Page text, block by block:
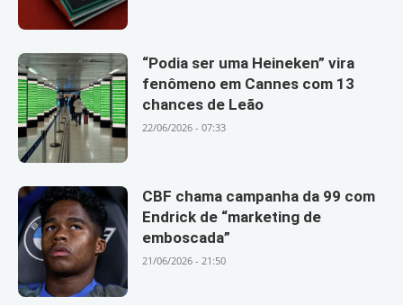
“Podia ser uma Heineken” vira
fenômeno em Cannes com 13
chances de Leão
22/06/2026 - 07:33
CBF chama campanha da 99 com
Endrick de “marketing de
emboscada”
21/06/2026 - 21:50